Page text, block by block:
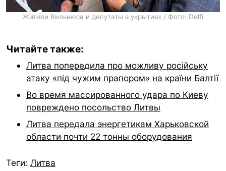
Жители Вильнюса и депутаты в укрытиях / Фото: Delfi
Читайте также:
Литва попередила про можливу російську
атаку «під чужим прапором» на країни Балтії
Во время массированного удара по Киеву
повреждено посольство Литвы
Литва передала энергетикам Харьковской
области почти 22 тонны оборудования
Теги: Литва